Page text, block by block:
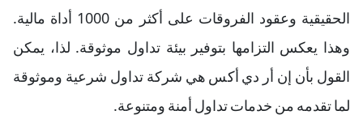
الحقيقية وعقود الفروقات على أكثر من 1000 أداة مالية.
وهذا يعكس التزامها بتوفير بيئة تداول موثوقة. لذا، يمكن
القول بأن إن أر دي أكس هي شركة تداول شرعية وموثوقة
لما تقدمه من خدمات تداول أمنة ومتنوعة.